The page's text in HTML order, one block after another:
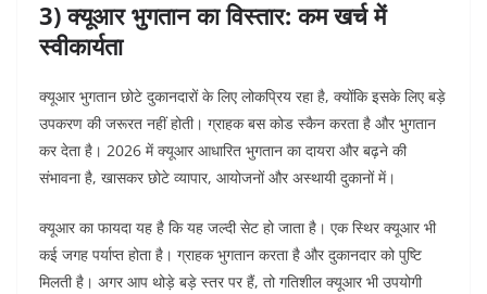
3) क्यूआर भुगतान का विस्तार: कम खर्च में
स्वीकार्यता
क्यूआर भुगतान छोटे दुकानदारों के लिए लोकप्रिय रहा है, क्योंकि इसके लिए बड़े
उपकरण की जरूरत नहीं होती। ग्राहक बस कोड स्कैन करता है और भुगतान
कर देता है। 2026 में क्यूआर आधारित भुगतान का दायरा और बढ़ने की
संभावना है, खासकर छोटे व्यापार, आयोजनों और अस्थायी दुकानों में।
क्यूआर का फायदा यह है कि यह जल्दी सेट हो जाता है। एक स्थिर क्यूआर भी
कई जगह पर्याप्त होता है। ग्राहक भुगतान करता है और दुकानदार को पुष्टि
मिलती है। अगर आप थोड़े बड़े स्तर पर हैं, तो गतिशील क्यूआर भी उपयोगी